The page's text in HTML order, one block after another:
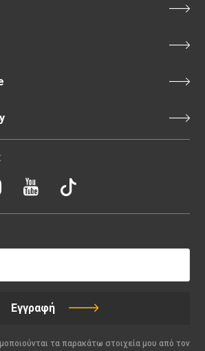
Εγγραφή
τα παρακάτω στοιχεία μου από τον